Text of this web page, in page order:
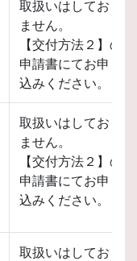
取扱いはしており
ません。
【交付方法２】の
申請書にてお申し
込みください。
取扱いはしており
ません。
【交付方法２】の
申請書にてお申し
込みください。
取扱いはしており